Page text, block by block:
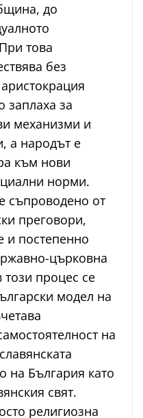
до
това
без
заплаха за
механизми и
а народът е
към нови
норми.
съпроводено от
преговори,
и постепенно
църковна
процес се
модел на
на
на България като
свят.
религиозна